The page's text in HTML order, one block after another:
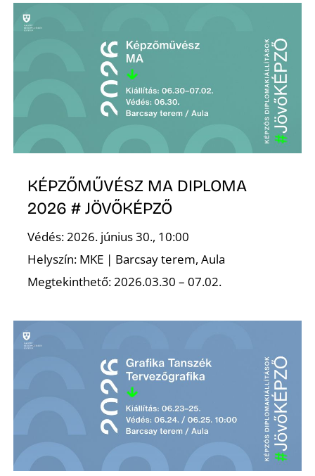
KÉPZŐMŰVÉSZ MA DIPLOMA
2026 # JÖVŐKÉPZŐ
Védés: 2026. június 30., 10:00
Helyszín: MKE | Barcsay terem, Aula
Megtekinthető: 2026.03.30 – 07.02.